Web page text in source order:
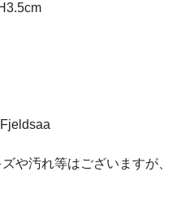
や汚れ等はございますが、